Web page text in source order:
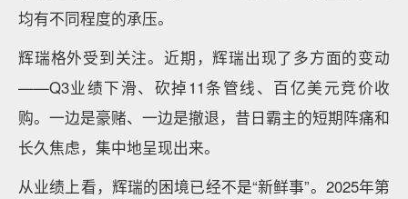
均有不同程度的承压。
辉瑞格外受到关注。近期，辉瑞出现了多方面的变动
——Q3业绩下滑、砍掉11条管线、百亿美元竞价收
购。一边是豪赌、一边是撤退，昔日霸主的短期阵痛和
长久焦虑，集中地呈现出来。
从业绩上看，辉瑞的困境已经不是“新鲜事”。2025年第